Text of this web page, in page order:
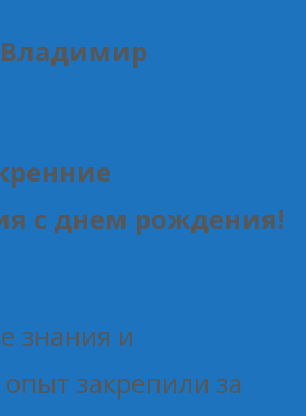
с днем рождения!
знания и
закрепили за